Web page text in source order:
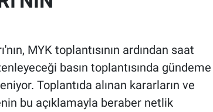
MYK toplantısının ardından saat
basın toplantısında gündeme
Toplantıda alınan kararların ve
bu açıklamayla beraber netlik